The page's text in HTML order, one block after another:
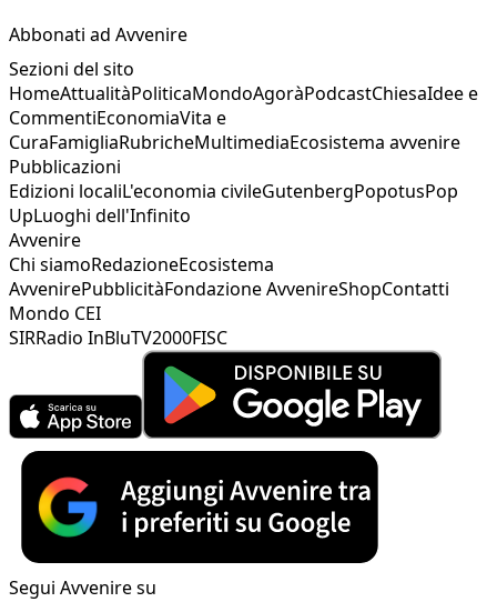
Abbonati ad Avvenire
Sezioni del sito
HomeAttualitàPoliticaMondoAgoràPodcastChiesaIdee e
CommentiEconomiaVita e
CuraFamigliaRubricheMultimediaEcosistema avvenire
Pubblicazioni
Edizioni localiL'economia civileGutenbergPopotusPop
UpLuoghi dell'Infinito
Avvenire
Chi siamoRedazioneEcosistema
AvvenirePubblicitàFondazione AvvenireShopContatti
Mondo CEI
SIRRadio InBluTV2000FISC
Segui Avvenire su